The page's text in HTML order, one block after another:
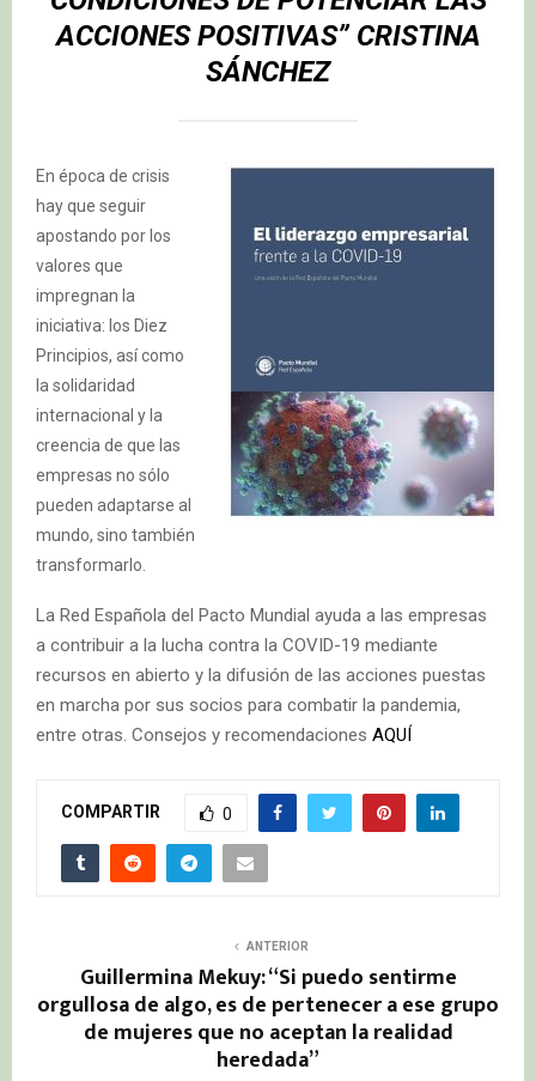
ACCIONES POSITIVAS” CRISTINA
SÁNCHEZ
En época de crisis
hay que seguir
apostando por los
valores que
impregnan la
iniciativa: los Diez
Principios, así como
la solidaridad
internacional y la
creencia de que las
empresas no sólo
pueden adaptarse al
mundo, sino también
transformarlo.
La Red Española del Pacto Mundial ayuda a las empresas
a contribuir a la lucha contra la COVID-19 mediante
recursos en abierto y la difusión de las acciones puestas
en marcha por sus socios para combatir la pandemia,
entre otras. Consejos y recomendaciones AQUÍ
COMPARTIR 0
ANTERIOR
Guillermina Mekuy: “Si puedo sentirme
orgullosa de algo, es de pertenecer a ese grupo
de mujeres que no aceptan la realidad
heredada”